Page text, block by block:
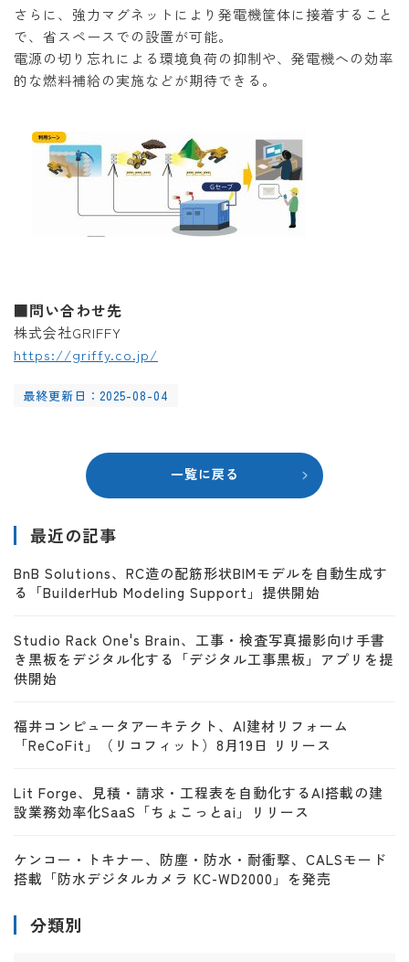
さらに、強力マグネットにより発電機筐体に接着すること
で、省スペースでの設置が可能。
電源の切り忘れによる環境負荷の抑制や、発電機への効率
的な燃料補給の実施などが期待できる。
■問い合わせ先
株式会社GRIFFY
https://griffy.co.jp/
最終更新日：2025-08-04
一覧に戻る
最近の記事
BnB Solutions、RC造の配筋形状BIMモデルを自動生成す
る「BuilderHub Modeling Support」提供開始
Studio Rack One's Brain、工事・検査写真撮影向け手書
き黒板をデジタル化する「デジタル工事黒板」アプリを提
供開始
福井コンピュータアーキテクト、AI建材リフォーム
「ReCoFit」（リコフィット）8月19日 リリース
Lit Forge、見積・請求・工程表を自動化するAI搭載の建
設業務効率化SaaS「ちょこっとai」リリース
ケンコー・トキナー、防塵・防水・耐衝撃、CALSモード
搭載「防水デジタルカメラ KC-WD2000」を発売
分類別